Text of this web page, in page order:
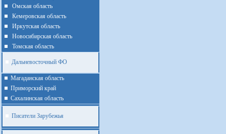
Омская область
Кемеровская область
Иркутская область
Новосибирская область
Томская область
Дальневосточный ФО
Магаданская область
Приморский край
Cахалинская область
Писатели Зарубежья